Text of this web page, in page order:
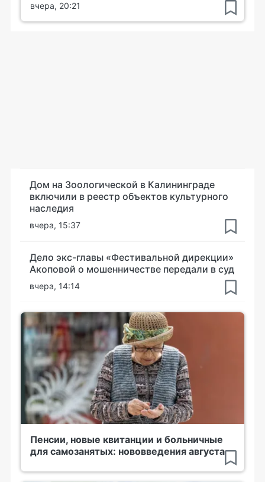
вчера, 20:21
Дом на Зоологической в Калининграде
включили в реестр объектов культурного
наследия
вчера, 15:37
Дело экс-главы «Фестивальной дирекции»
Акоповой о мошенничестве передали в суд
вчера, 14:14
Пенсии, новые квитанции и больничные
для самозанятых: нововведения августа